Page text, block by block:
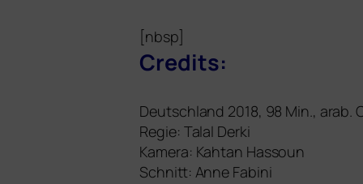
[nbsp]
Credits:
Deutschland 2018, 98 Min., arab.
Regie: Talal Derki
Kamera: Kahtan Hassoun
Schnitt: Anne Fabini